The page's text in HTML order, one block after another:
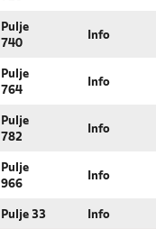
Pulje
740
Info
Pulje
764
Info
Pulje
782
Info
Pulje
966
Info
Pulje 33 Info